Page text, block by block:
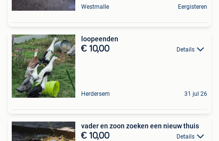
Westmalle Eergisteren
loopeenden
€ 10,00 Details
Herdersem 31 jul 26
vader en zoon zoeken een nieuw thuis
€ 10,00 Details